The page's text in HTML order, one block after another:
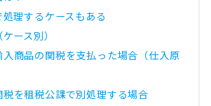
理するケースもある
ース別）
商品の関税を支払った場合（仕入原
を租税公課で別処理する場合